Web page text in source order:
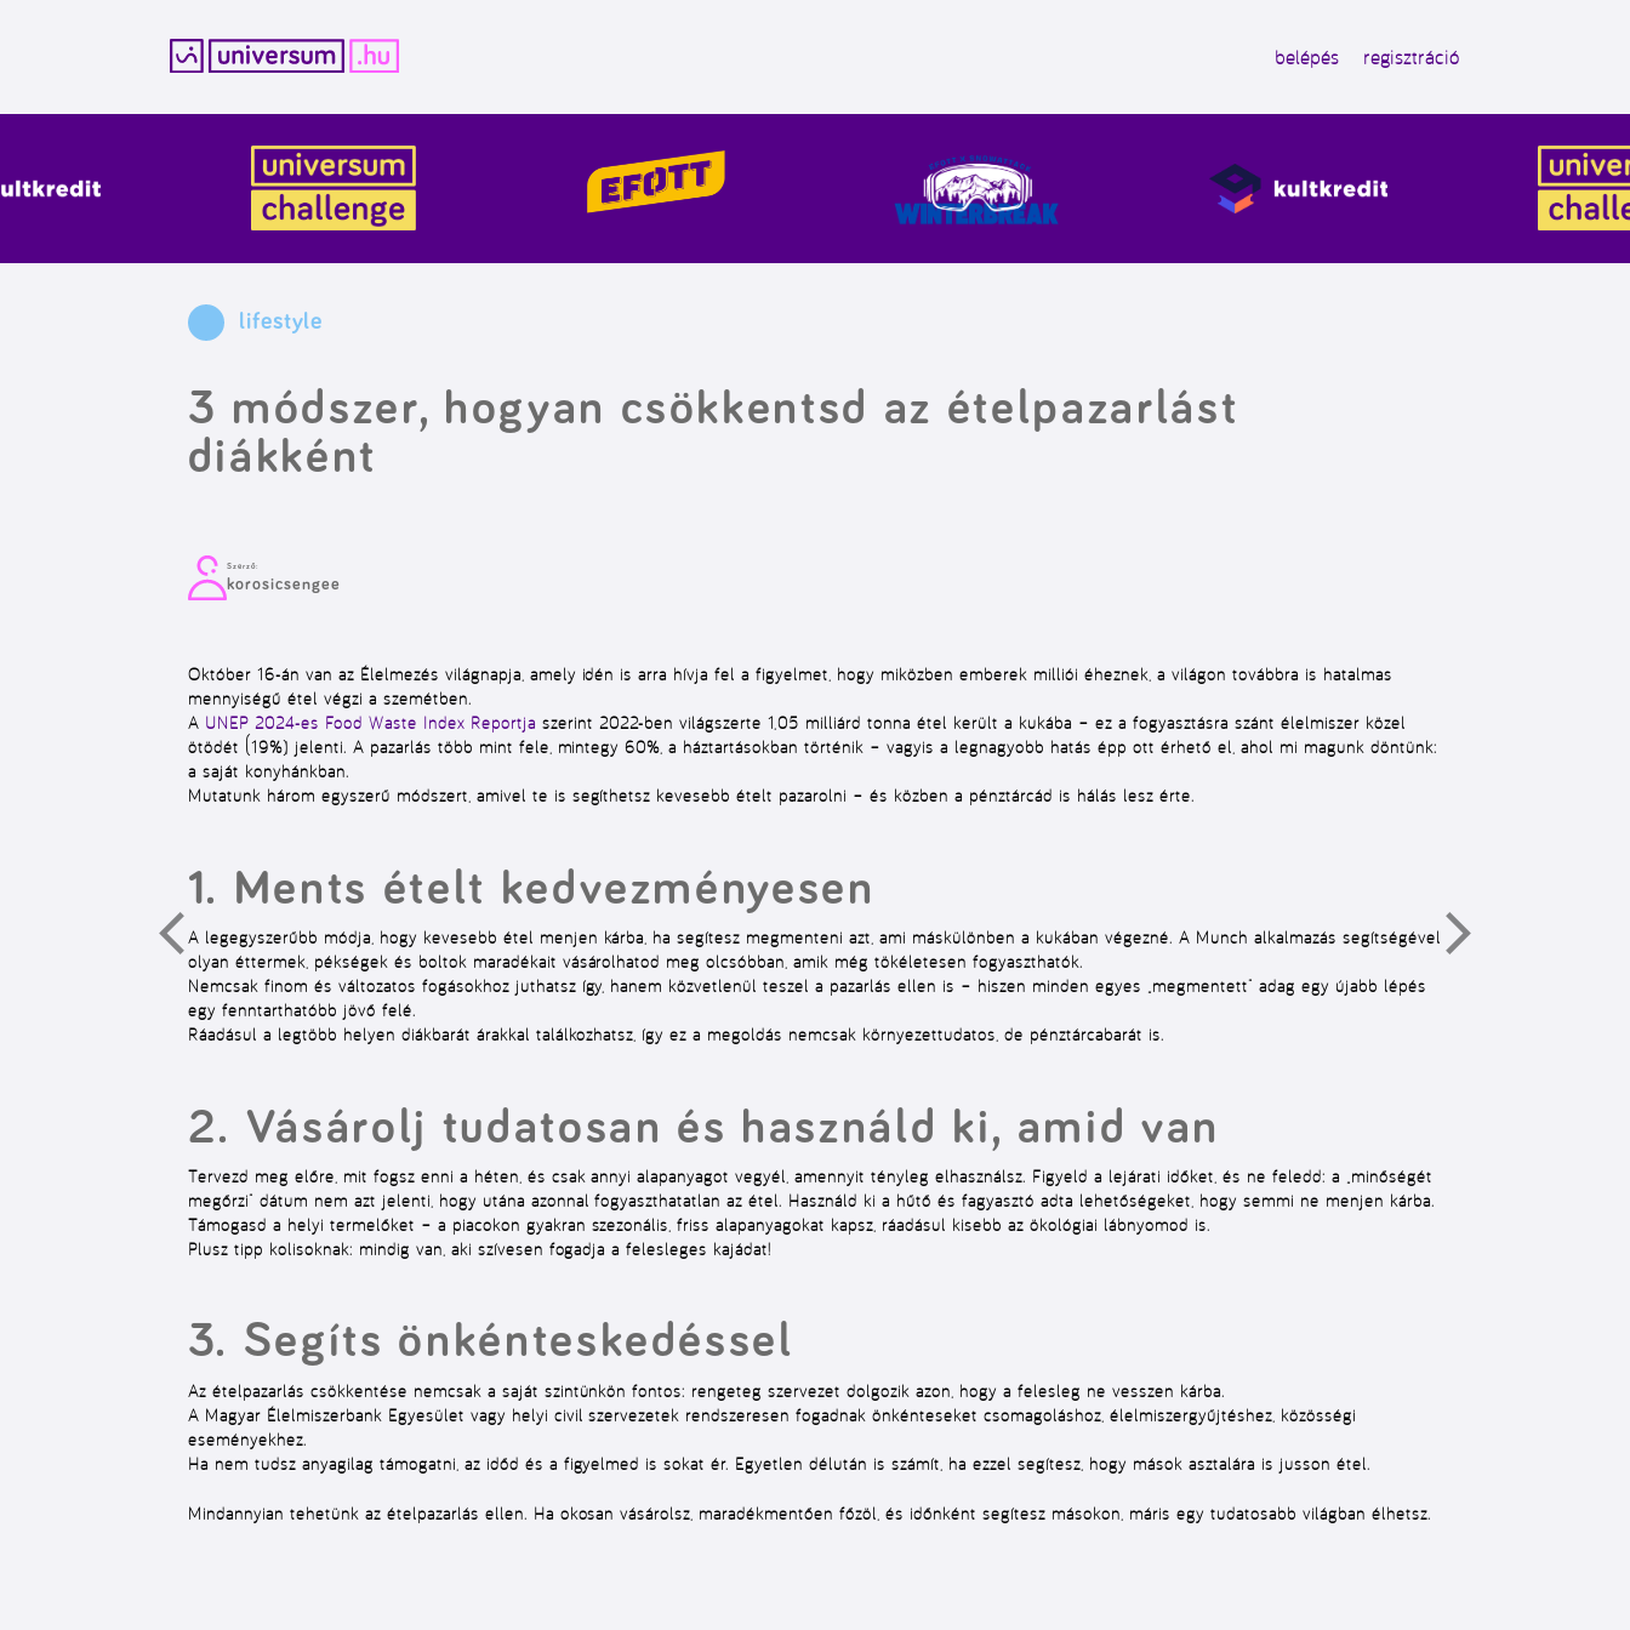
belépés regisztráció
lifestyle
3 módszer, hogyan csökkentsd az ételpazarlást
diákként
Szerző:
korosicsengee
Október 16-án van az Élelmezés világnapja, amely idén is arra hívja fel a figyelmet, hogy miközben emberek milliói éheznek, a világon továbbra is hatalmas
mennyiségű étel végzi a szemétben.
A UNEP 2024-es Food Waste Index Reportja szerint 2022-ben világszerte 1,05 milliárd tonna étel került a kukába – ez a fogyasztásra szánt élelmiszer közel
ötödét (19%) jelenti. A pazarlás több mint fele, mintegy 60%, a háztartásokban történik – vagyis a legnagyobb hatás épp ott érhető el, ahol mi magunk döntünk:
a saját konyhánkban.
Mutatunk három egyszerű módszert, amivel te is segíthetsz kevesebb ételt pazarolni – és közben a pénztárcád is hálás lesz érte.
1. Ments ételt kedvezményesen
A legegyszerűbb módja, hogy kevesebb étel menjen kárba, ha segítesz megmenteni azt, ami máskülönben a kukában végezné. A Munch alkalmazássegítségével
olyan éttermek, pékségek és boltok maradékait vásárolhatod meg olcsóbban, amik még tökéletesen fogyaszthatók.
Nemcsak finom és változatos fogásokhoz juthatsz így, hanem közvetlenül teszel a pazarlás ellen is – hiszen minden egyes „megmentett” adag egy újabb lépés
egy fenntarthatóbb jövő felé.
Ráadásul a legtöbb helyen diákbarát árakkal találkozhatsz, így ez a megoldás nemcsak környezettudatos, de pénztárcabarát is.
2. Vásárolj tudatosan és használd ki, amid van
Tervezd meg előre, mit fogsz enni a héten, és csak annyi alapanyagot vegyél, amennyit tényleg elhasználsz. Figyeld a lejárati időket, és ne feledd: a „minőségét
megőrzi” dátum nem azt jelenti, hogy utána azonnal fogyaszthatatlan az étel. Használd ki a hűtő és fagyasztó adta lehetőségeket, hogy semmi ne menjen kárba.
Támogasd a helyi termelőket – a piacokon gyakran szezonális, friss alapanyagokat kapsz, ráadásul kisebb az ökológiai lábnyomod is.
Plusz tipp kolisoknak: mindig van, aki szívesen fogadja a felesleges kajádat!
3. Segíts önkénteskedéssel
Az ételpazarlás csökkentése nemcsak a saját szintünkön fontos: rengeteg szervezet dolgozik azon, hogy a felesleg ne vesszen kárba.
A Magyar Élelmiszerbank Egyesület vagy helyi civil szervezetek rendszeresen fogadnak önkénteseket csomagoláshoz, élelmiszergyűjtéshez, közösségi
eseményekhez.
Ha nem tudsz anyagilag támogatni, az időd és a figyelmed is sokat ér. Egyetlen délután is számít, ha ezzel segítesz, hogy mások asztalára is jusson étel.
Mindannyian tehetünk az ételpazarlás ellen. Ha okosan vásárolsz, maradékmentően főzöl, és időnként segítesz másokon, máris egy tudatosabb világban élhetsz.